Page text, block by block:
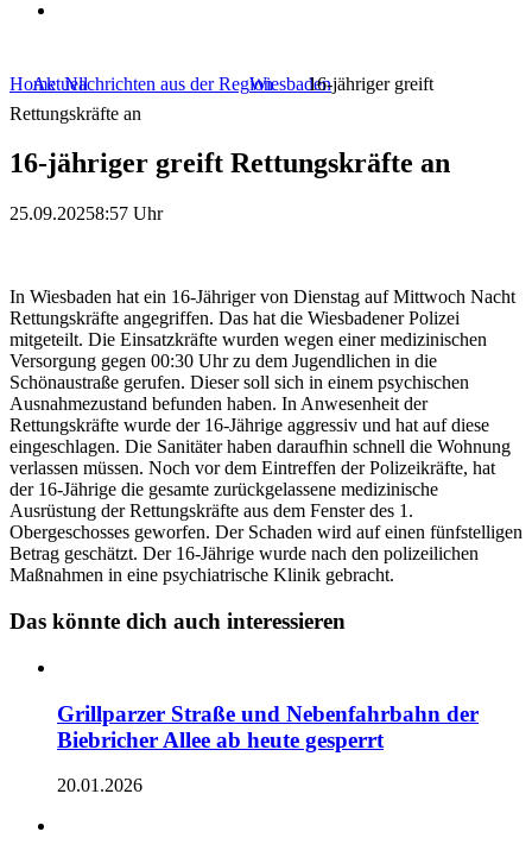
HomeAktuellNachrichten aus der RegionWiesbaden16-jähriger greift
Rettungskräfte an
16-jähriger greift Rettungskräfte an
25.09.20258:57 Uhr
In Wiesbaden hat ein 16-Jähriger von Dienstag auf Mittwoch Nacht
Rettungskräfte angegriffen. Das hat die Wiesbadener Polizei
mitgeteilt. Die Einsatzkräfte wurden wegen einer medizinischen
Versorgung gegen 00:30 Uhr zu dem Jugendlichen in die
Schönaustraße gerufen. Dieser soll sich in einem psychischen
Ausnahmezustand befunden haben. In Anwesenheit der
Rettungskräfte wurde der 16-Jährige aggressiv und hat auf diese
eingeschlagen. Die Sanitäter haben daraufhin schnell die Wohnung
verlassen müssen. Noch vor dem Eintreffen der Polizeikräfte, hat
der 16-Jährige die gesamte zurückgelassene medizinische
Ausrüstung der Rettungskräfte aus dem Fenster des 1.
Obergeschosses geworfen. Der Schaden wird auf einen fünfstelligen
Betrag geschätzt. Der 16-Jährige wurde nach den polizeilichen
Maßnahmen in eine psychiatrische Klinik gebracht.
Das könnte dich auch interessieren
Grillparzer Straße und Nebenfahrbahn der
Biebricher Allee ab heute gesperrt
20.01.2026